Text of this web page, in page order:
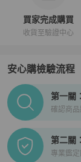
買家完成購買
收貨至驗證中心
安心購檢驗流程
PopChill拍拍圈
第一關
確認商
第二關
專業鑑